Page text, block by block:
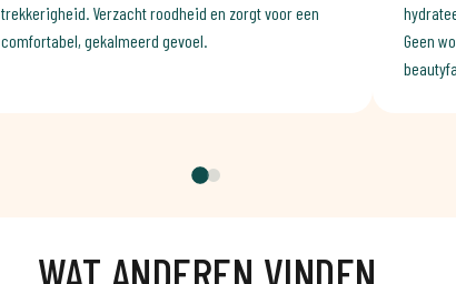
trekkerigheid. Verzacht roodheid en zorgt voor een
comfortabel, gekalmeerd gevoel.
Geen
WAT ANDEREN VINDEN